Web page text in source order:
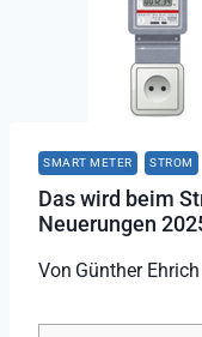
SMART METER STROM
Das wird beim
Neuerungen
Von Günther Ehrich